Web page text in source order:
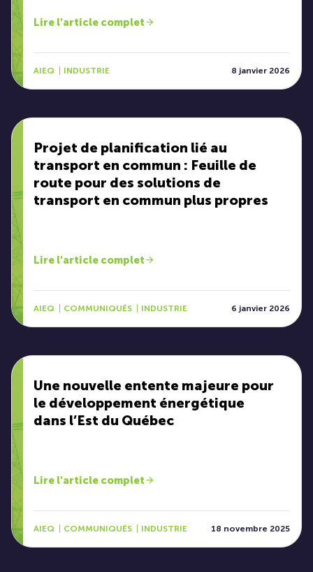
Lire l'article complet
AIEQ INDUSTRIE 8 janvier 2026
Projet de planification lié au
transport en commun : Feuille de
route pour des solutions de
transport en commun plus propres
Lire l'article complet
AIEQ COMMUNIQUÉS INDUSTRIE 6 janvier 2026
Une nouvelle entente majeure pour
le développement énergétique
dans l’Est du Québec
Lire l'article complet
AIEQ COMMUNIQUÉS INDUSTRIE 18 novembre 2025